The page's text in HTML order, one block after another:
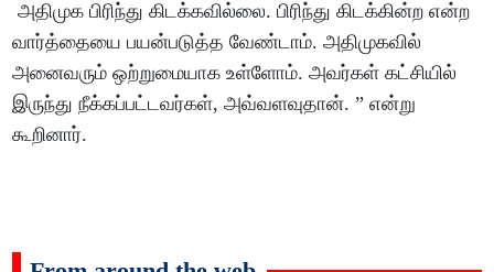
அதிமுக பிரிந்து கிடக்கவில்லை. பிரிந்து கிடக்கின்ற என்ற
வார்த்தையை பயன்படுத்த வேண்டாம். அதிமுகவில்
அனைவரும் ஒற்றுமையாக உள்ளோம். அவர்கள் கட்சியில்
இருந்து நீக்கப்பட்டவர்கள், அவ்வளவுதான். ” என்று
கூறினார்.